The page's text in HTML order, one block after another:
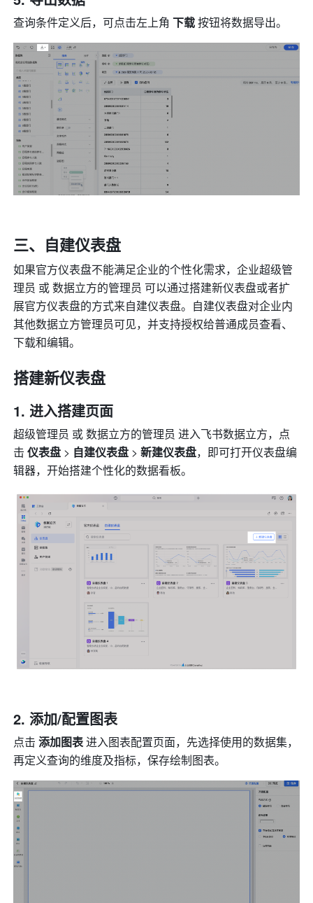
查询条件定义后，可点击左上角 下载 按钮将数据导出。
三、自建仪表盘
如果官方仪表盘不能满足企业的个性化需求，企业超级管
理员 或 数据立方的管理员 可以通过搭建新仪表盘或者扩
展官方仪表盘的方式来自建仪表盘。自建仪表盘对企业内
其他数据立方管理员可见，并支持授权给普通成员查看、
下载和编辑。
搭建新仪表盘
进入搭建页面
超级管理员 或 数据立方的管理员 进入飞书数据立方，点
击 仪表盘 > 自建仪表盘 > 新建仪表盘，即可打开仪表盘编
辑器，开始搭建个性化的数据看板。
添加/配置图表
点击 添加图表 进入图表配置页面，先选择使用的数据集，
再定义查询的维度及指标，保存绘制图表。